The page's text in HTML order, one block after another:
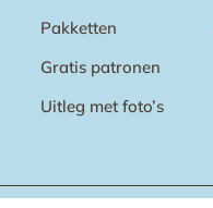
Pakketten
Gratis patronen
Uitleg met foto’s